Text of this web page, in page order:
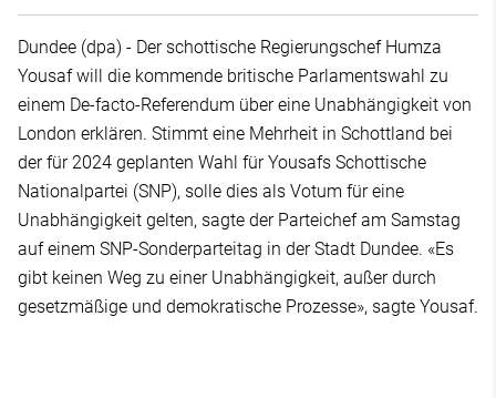
Dundee (dpa) - Der schottische Regierungschef Humza
Yousaf will die kommende britische Parlamentswahl zu
einem De-facto-Referendum über eine Unabhängigkeit von
London erklären. Stimmt eine Mehrheit in Schottland bei
der für 2024 geplanten Wahl für Yousafs Schottische
Nationalpartei (SNP), solle dies als Votum für eine
Unabhängigkeit gelten, sagte der Parteichef am Samstag
auf einem SNP-Sonderparteitag in der Stadt Dundee. «Es
gibt keinen Weg zu einer Unabhängigkeit, außer durch
gesetzmäßige und demokratische Prozesse», sagte Yousaf.